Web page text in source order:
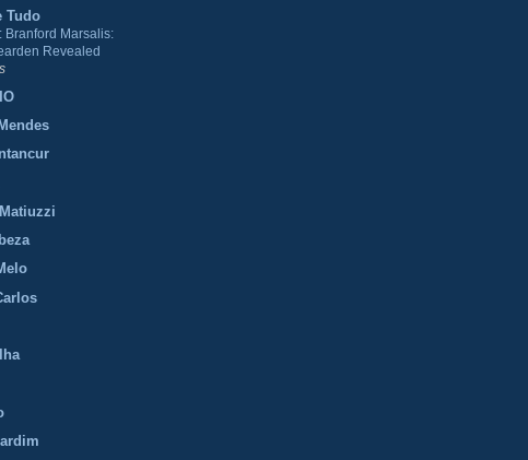
Tudo
Branford Marsalis:
Revealed